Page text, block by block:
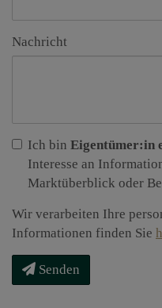
Nachricht
Ich bin Eigentümer:in
Interesse an
Marktüberblick oder
Wir verarbeiten Ihre
Informationen finden Sie
Senden